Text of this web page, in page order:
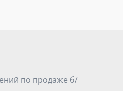
по продаже б/